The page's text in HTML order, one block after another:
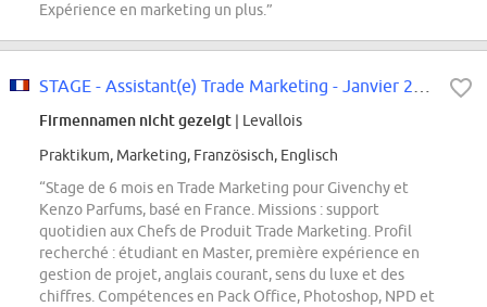
Expérience en marketing un plus.”
Firmennamen nicht gezeigt | Levallois
Praktikum, Marketing, Französisch, Englisch
“Stage de 6 mois en Trade Marketing pour Givenchy et
Kenzo Parfums, basé en France. Missions : support
quotidien aux Chefs de Produit Trade Marketing. Profil
recherché : étudiant en Master, première expérience en
gestion de projet, anglais courant, sens du luxe et des
chiffres. Compétences en Pack Office, Photoshop, NPD et